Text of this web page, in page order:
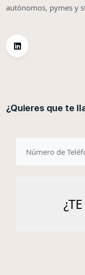
autónomos, pymes y
¿Quieres que te